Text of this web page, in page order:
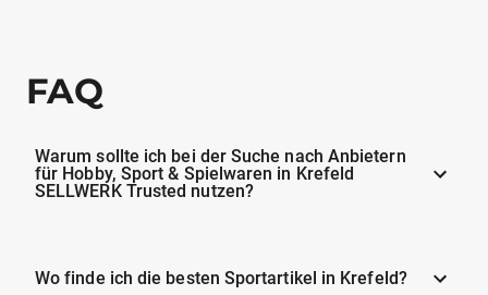
FAQ
Warum sollte ich bei der Suche nach Anbietern
für Hobby, Sport & Spielwaren in Krefeld
SELLWERK Trusted nutzen?
Wo finde ich die besten Sportartikel in Krefeld?